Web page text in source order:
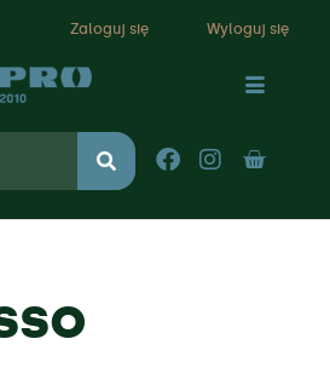
Zaloguj się Wyloguj się